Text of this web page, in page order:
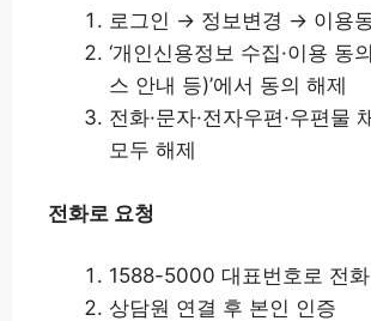
로그인 → 정보변경 → 이용
‘개인신용정보 수집·이용 동
스 안내 등)’에서 동의 해제
전화·문자·전자우편·우편물
모두 해제
전화로 요청
1588-5000 대표번호로 전화
상담원 연결 후 본인 인증